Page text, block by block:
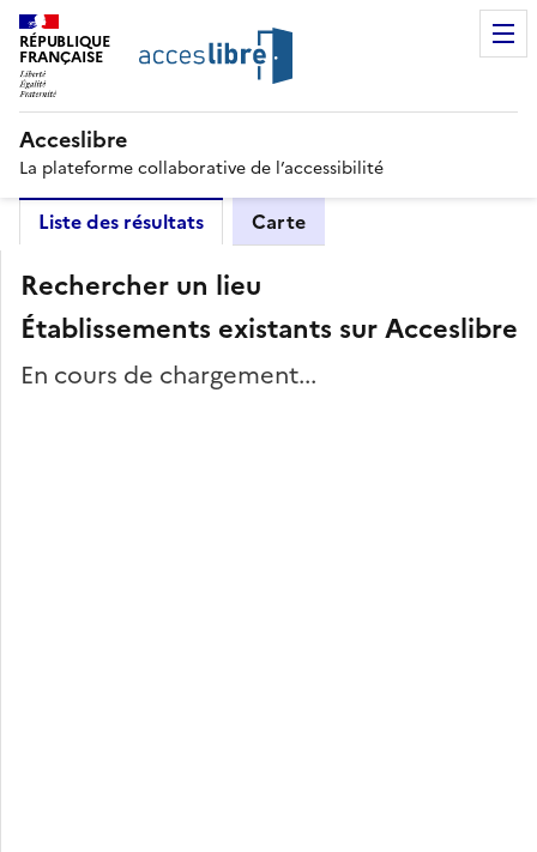
RÉPUBLIQUE
FRANÇAISE
Acceslibre
La plateforme collaborative de l’accessibilité
Liste des résultats Carte
Rechercher un lieu
Établissements existants sur Acceslibre
En cours de chargement...